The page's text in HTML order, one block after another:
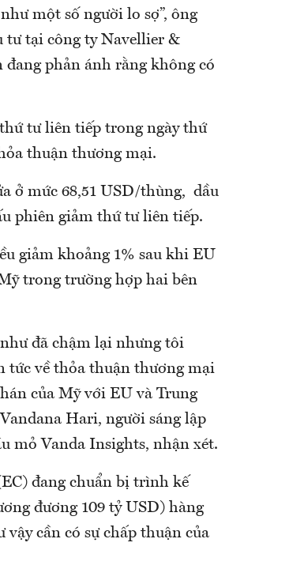
một số người lo sợ”, ông
tư tại công ty Navellier &
phản ánh rằng không có
tư liên tiếp trong ngày thứ
thuận thương mại.
ở mức 68,51 USD/thùng, dầu
phiên giảm thứ tư liên tiếp.
giảm khoảng 1% sau khi EU
trong trường hợp hai bên
đã chậm lại nhưng tôi
tức về thỏa thuận thương mại
của Mỹ với EU và Trung
Hari, người sáng lập
mỏ Vanda Insights, nhận xét.
đang chuẩn bị trình kế
đương 109 tỷ USD) hàng
cần có sự chấp thuận của